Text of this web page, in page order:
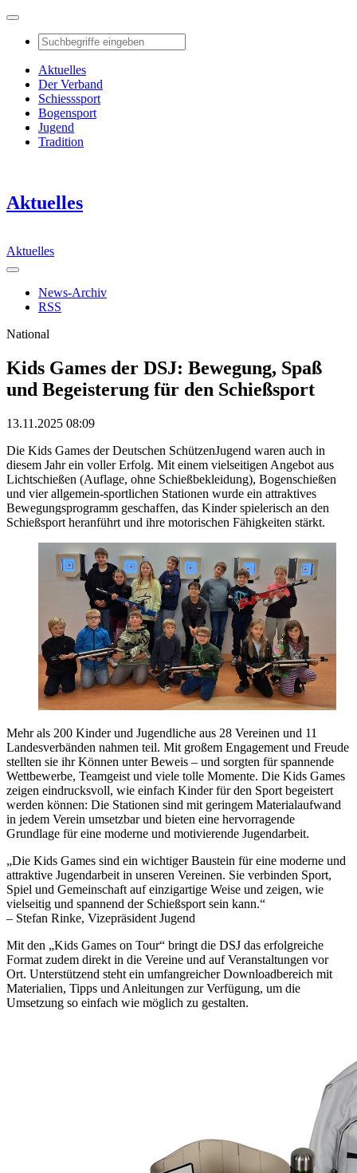
Aktuelles
Der Verband
Schiesssport
Bogensport
Jugend
Tradition
Aktuelles
Aktuelles
News-Archiv
RSS
National
Kids Games der DSJ: Bewegung, Spaß
und Begeisterung für den Schießsport
13.11.2025 08:09
Die Kids Games der Deutschen SchützenJugend waren auch in
diesem Jahr ein voller Erfolg. Mit einem vielseitigen Angebot aus
Lichtschießen (Auflage, ohne Schießbekleidung), Bogenschießen
und vier allgemein-sportlichen Stationen wurde ein attraktives
Bewegungsprogramm geschaffen, das Kinder spielerisch an den
Schießsport heranführt und ihre motorischen Fähigkeiten stärkt.
Mehr als 200 Kinder und Jugendliche aus 28 Vereinen und 11
Landesverbänden nahmen teil. Mit großem Engagement und Freude
stellten sie ihr Können unter Beweis – und sorgten für spannende
Wettbewerbe, Teamgeist und viele tolle Momente. Die Kids Games
zeigen eindrucksvoll, wie einfach Kinder für den Sport begeistert
werden können: Die Stationen sind mit geringem Materialaufwand
in jedem Verein umsetzbar und bieten eine hervorragende
Grundlage für eine moderne und motivierende Jugendarbeit.
„Die Kids Games sind ein wichtiger Baustein für eine moderne und
attraktive Jugendarbeit in unseren Vereinen. Sie verbinden Sport,
Spiel und Gemeinschaft auf einzigartige Weise und zeigen, wie
vielseitig und spannend der Schießsport sein kann.“
– Stefan Rinke, Vizepräsident Jugend
Mit den „Kids Games on Tour“ bringt die DSJ das erfolgreiche
Format zudem direkt in die Vereine und auf Veranstaltungen vor
Ort. Unterstützend steht ein umfangreicher Downloadbereich mit
Materialien, Tipps und Anleitungen zur Verfügung, um die
Umsetzung so einfach wie möglich zu gestalten.